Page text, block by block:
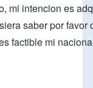
mi intencion es
saber por favor
factible mi